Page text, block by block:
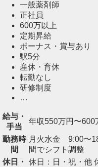
一般薬剤師
正社員
600万以上
定期昇給
ボーナス・賞与あり
駅5分
産休・育休
転勤なし
研修制度
…
給与・
手当
年収550万円〜600
勤務時
間
月火水金 9:00〜
間でシフト調整
休日・
休日：日・祝・他